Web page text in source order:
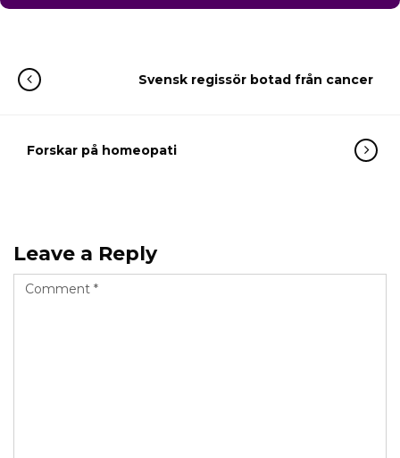
Svensk regissör botad från cancer
Forskar på homeopati
Leave a Reply